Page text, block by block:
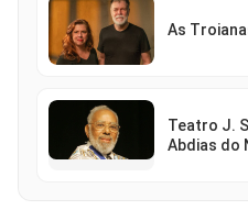
As
Teatro J.
Abdias do